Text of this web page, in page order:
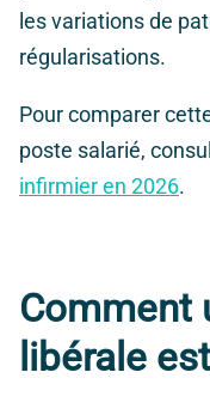
les variations de
régularisations.
Pour comparer
poste salarié,
infirmier en 2026.
Comment
libérale